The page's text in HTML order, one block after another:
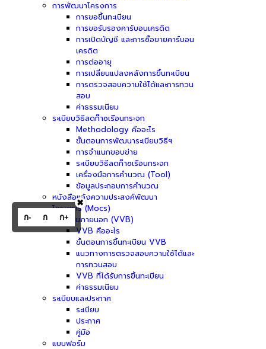
การพัฒนาโครงการ
การขอขึ้นทะเบียน
การขอรับรองคาร์บอนเครดิต
การเปิดบัญชี และการซื้อขายคาร์บอน
เครดิต
การต่ออายุ
การเปลี่ยนแปลงหลังการขึ้นทะเบียน
การตรวจสอบความใช้ได้และการทวน
สอบ
ค่าธรรมเนียม
ระเบียบวิธีลดก๊าซเรือนกระจก
Methodology คืออะไร
ขั้นตอนการพัฒนาระเบียบวิธีฯ
การจำแนกขอบข่าย
ระเบียบวิธีลดก๊าซเรือนกระจก
เครื่องมือการคำนวณ (Tool)
ข้อมูลประกอบการคำนวณ
หนังสือแจ้งความประสงค์พัฒนา
โครงการ (Mocs)
ผู้ประเมินภายนอก (VVB)
VVB คืออะไร
ขั้นตอนการขึ้นทะเบียน VVB
แนวทางการตรวจสอบความใช้ได้และ
การทวนสอบ
VVB ที่ได้รับการขึ้นทะเบียน
ค่าธรรมเนียม
ระเบียบและประกาศ
ระเบียบ
ประกาศ
คู่มือ
แบบฟอร์ม
ก- ก ก+
✖